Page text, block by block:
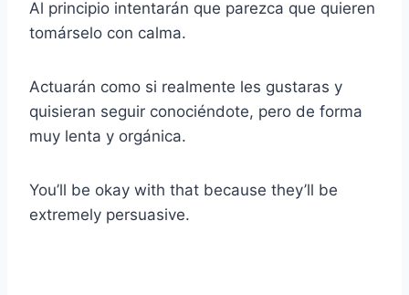
Al principio intentarán que parezca que quieren
tomárselo con calma.
Actuarán como si realmente les gustaras y
quisieran seguir conociéndote, pero de forma
muy lenta y orgánica.
You’ll be okay with that because they’ll be
extremely persuasive.